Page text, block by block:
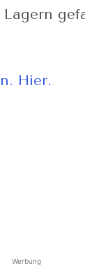
Hier.
Werbung